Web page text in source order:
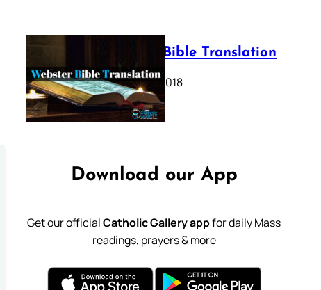
Webster Bible Translation
October 11, 2018
Download our App
Get our officialCatholic Gallery appfor daily Mass
readings, prayers & more